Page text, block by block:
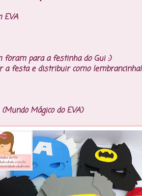
EVA
foram para a festinha do Gui :)
a festa e distribuir como lembrancinha!
Mágico do EVA)